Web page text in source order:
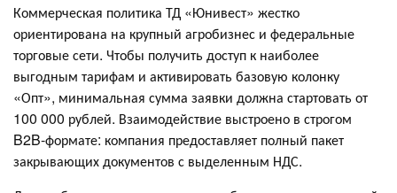
Коммерческая политика ТД «Юнивест» жестко
ориентирована на крупный агробизнес и федеральные
торговые сети. Чтобы получить доступ к наиболее
выгодным тарифам и активировать базовую колонку
«Опт», минимальная сумма заявки должна стартовать от
100 000 рублей. Взаимодействие выстроено в строгом
B2B-формате: компания предоставляет полный пакет
закрывающих документов с выделенным НДС.